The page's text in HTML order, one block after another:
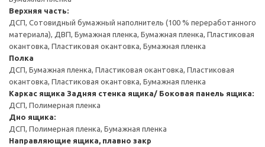
Верхняя часть:
ДСП, Сотовидный бумажный наполнитель (100 % переработанного
материала), ДВП, Бумажная пленка, Бумажная пленка, Пластиковая
окантовка, Пластиковая окантовка, Бумажная пленка
Полка
ДСП, Бумажная пленка, Пластиковая окантовка, Пластиковая
окантовка, Пластиковая окантовка, Бумажная пленка
Каркас ящика Задняя стенка ящика/ Боковая панель ящика:
ДСП, Полимерная пленка
Дно ящика:
ДСП, Полимерная пленка, Бумажная пленка
Направляющие ящика, плавно закр